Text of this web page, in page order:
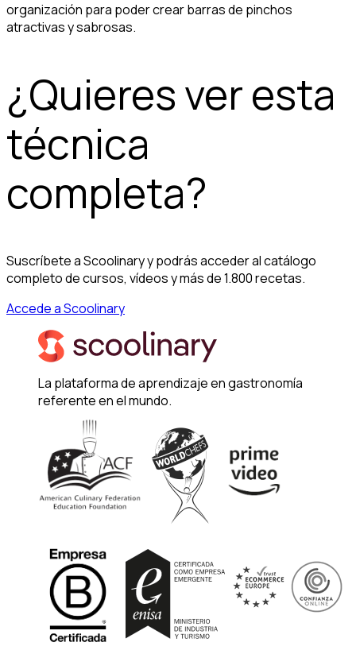
organización para poder crear barras de pinchos
atractivas y sabrosas.
¿Quieres ver esta
técnica
completa?
Suscríbete a Scoolinary y podrás acceder al catálogo
completo de cursos, vídeos y más de 1.800 recetas.
Accede a Scoolinary
La plataforma de aprendizaje en gastronomía
referente en el mundo.